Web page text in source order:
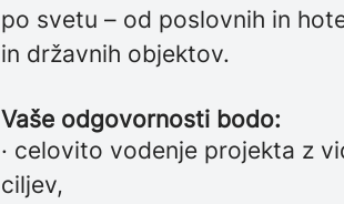
po svetu – od poslovnih in
in državnih objektov.
Vaše odgovornosti bodo:
· celovito vodenje projekta z
ciljev,